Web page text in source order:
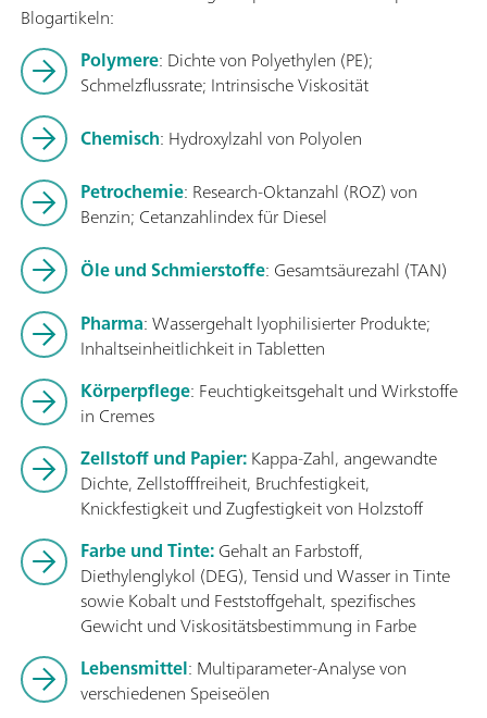
Blogartikeln:
Polymere: Dichte von Polyethylen (PE);
Schmelzflussrate; Intrinsische Viskosität
Chemisch: Hydroxylzahl von Polyolen
Petrochemie: Research-Oktanzahl (ROZ) von
Benzin; Cetanzahlindex für Diesel
Öle und Schmierstoffe: Gesamtsäurezahl (TAN)
Pharma: Wassergehalt lyophilisierter Produkte;
Inhaltseinheitlichkeit in Tabletten
Körperpflege: Feuchtigkeitsgehalt und Wirkstoffe
in Cremes
Zellstoff und Papier:Kappa-Zahl, angewandte
Dichte, Zellstofffreiheit, Bruchfestigkeit,
Knickfestigkeit und Zugfestigkeit von Holzstoff
Farbe und Tinte:Gehalt an Farbstoff,
Diethylenglykol (DEG), Tensid und Wasser in Tinte
sowie Kobalt und Feststoffgehalt, spezifisches
Gewicht und Viskositätsbestimmung in Farbe
Lebensmittel: Multiparameter-Analyse von
verschiedenen Speiseölen